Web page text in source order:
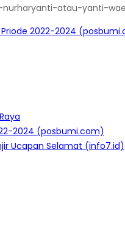
atau-yanti-
2022-2024
2024 (posbumi.com)
Ucapan Selamat (info7.id)